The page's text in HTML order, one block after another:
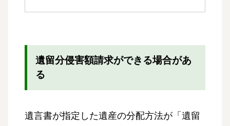
遺留分侵害額請求ができる場合があ
る
遺言書が指定した遺産の分配方法が「遺留